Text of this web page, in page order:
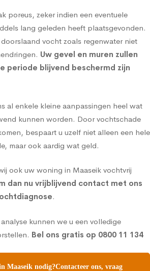
poreus, zeker indien een eventuele
lang geleden heeft plaatsgevonden.
vocht zoals regenwater niet
Uw gevel en muren zullen
periode blijvend beschermd zijn
al enkele kleine aanpassingen heel wat
kunnen worden. Door vochtschade
bespaart u uzelf niet alleen een hele
maar ook aardig wat geld.
ook uw woning in Maaseik vochtvrij
dan nu vrijblijvend contact met ons
.
kunnen we u een volledige
Bel ons gratis op 0800 11 134
Maaseik nodig?Contacteer ons, vraag